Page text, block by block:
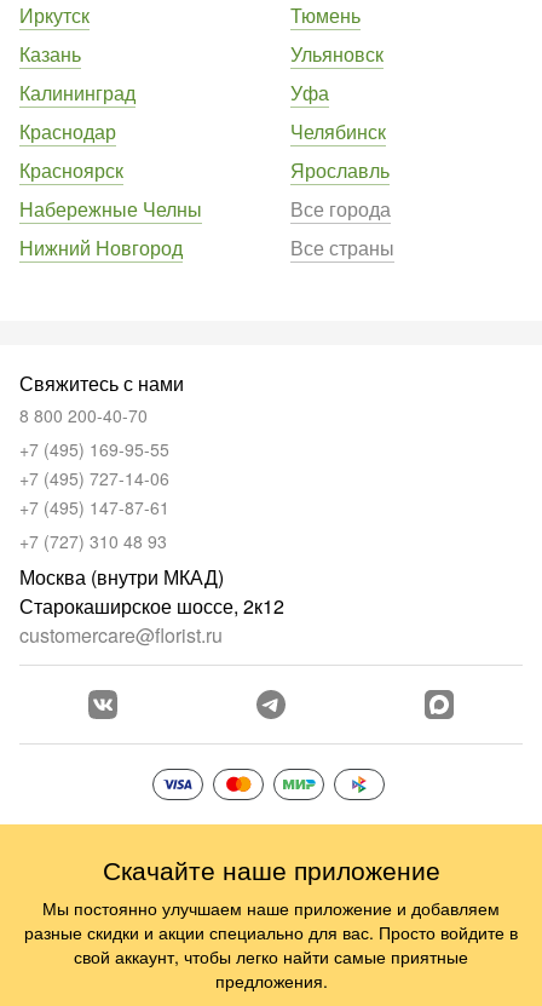
Иркутск
Казань
Калининград
Краснодар
Красноярск
Набережные Челны
Нижний Новгород
Тюмень
Ульяновск
Уфа
Челябинск
Ярославль
Все города
Все страны
Свяжитесь с нами
8 800 200-40-70
+7 (495) 169-95-55
+7 (495) 727-14-06
+7 (495) 147-87-61
+7 (727) 310 48 93
Москва (внутри МКАД)
Старокаширское шоссе, 2к12
customercare@florist.ru
Скачайте наше приложение
Мы постоянно улучшаем наше приложение и добавляем
разные скидки и акции специально для вас. Просто войдите в
свой аккаунт, чтобы легко найти самые приятные
предложения.